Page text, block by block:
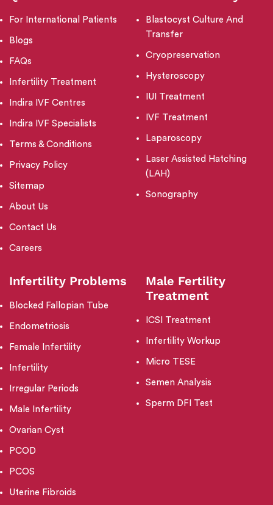
For International Patients
Blogs
FAQs
Infertility Treatment
Indira IVF Centres
Indira IVF Specialists
Terms & Conditions
Privacy Policy
Sitemap
About Us
Contact Us
Careers
Blastocyst Culture And
Transfer
Cryopreservation
Hysteroscopy
IUI Treatment
IVF Treatment
Laparoscopy
Laser Assisted Hatching
(LAH)
Sonography
Infertility Problems
Blocked Fallopian Tube
Endometriosis
Female Infertility
Infertility
Irregular Periods
Male Infertility
Ovarian Cyst
PCOD
PCOS
Uterine Fibroids
Male Fertility
Treatment
ICSI Treatment
Infertility Workup
Micro TESE
Semen Analysis
Sperm DFI Test